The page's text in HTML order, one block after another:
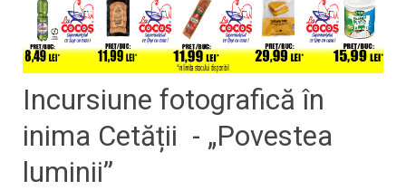
Incursiune fotografică în
inima Cetății - „Povestea
luminii”